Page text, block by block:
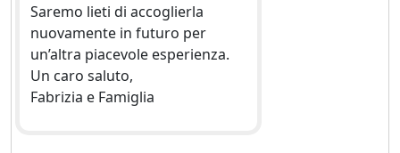
Saremo lieti di accoglierla
nuovamente in futuro per
un’altra piacevole esperienza.
Un caro saluto,
Fabrizia e Famiglia